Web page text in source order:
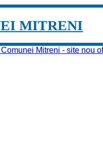
MITRENI